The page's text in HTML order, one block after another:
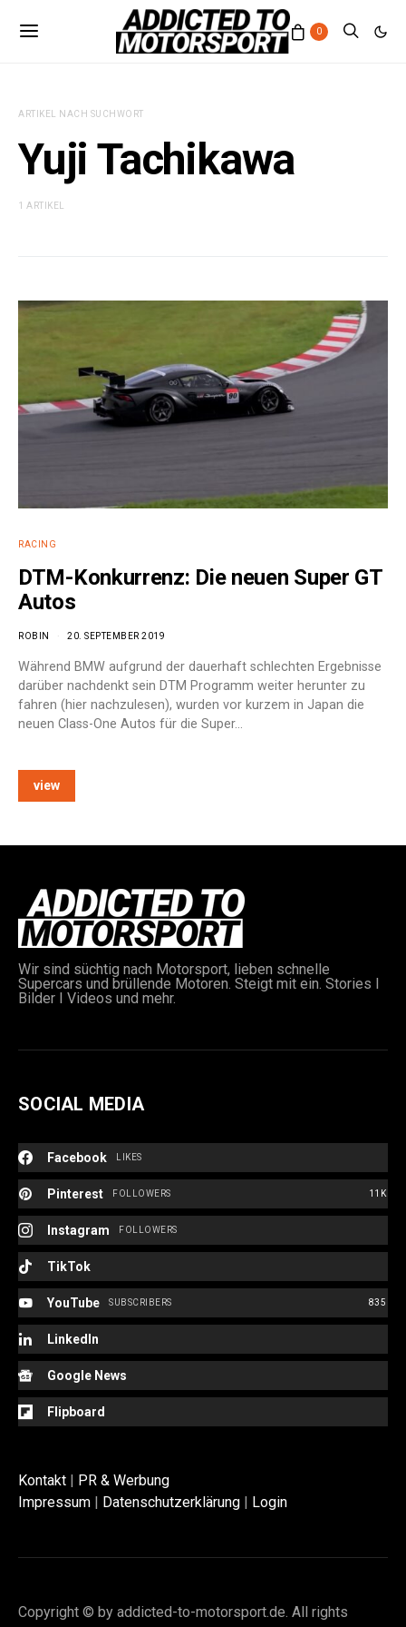
0
ARTIKEL NACH SUCHWORT
Yuji Tachikawa
1 ARTIKEL
RACING
DTM-Konkurrenz: Die neuen Super GT
Autos
ROBIN 20. SEPTEMBER 2019
Während BMW aufgrund der dauerhaft schlechten Ergebnisse
darüber nachdenkt sein DTM Programm weiter herunter zu
fahren (hier nachzulesen), wurden vor kurzem in Japan die
neuen Class-One Autos für die Super…
view
Wir sind süchtig nach Motorsport, lieben schnelle
Supercars und brüllende Motoren. Steigt mit ein. Stories I
Bilder I Videos und mehr.
SOCIAL MEDIA
Facebook LIKES
Pinterest 11K
FOLLOWERS
Instagram FOLLOWERS
TikTok
YouTube 835
SUBSCRIBERS
LinkedIn
Google News
Flipboard
Kontakt | PR & Werbung
Impressum | Datenschutzerklärung | Login
Copyright © by addicted-to-motorsport.de. All rights